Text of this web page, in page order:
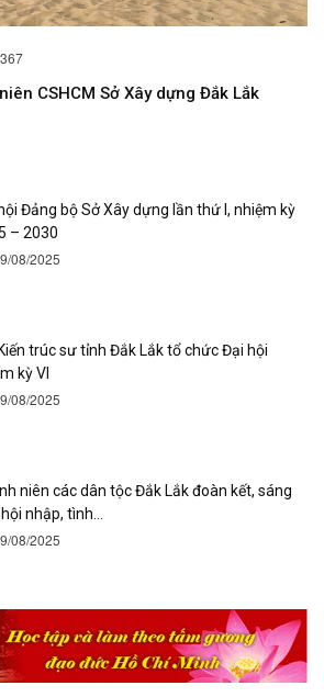
CSHCM Sở Xây dựng Đắk Lắk
Đảng bộ Sở Xây dựng lần thứ I, nhiệm kỳ
– 2030
08/2025
trúc sư tỉnh Đắk Lắk tổ chức Đại hội
kỳ VI
08/2025
niên các dân tộc Đắk Lắk đoàn kết, sáng
nhập, tình...
08/2025